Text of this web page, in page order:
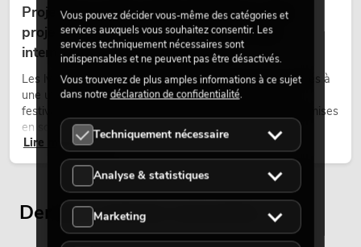
Projecteurs à tête mobile d'extérieur : des
projecteurs à tête mobile résistants aux
intempéries pour les événements
Les lyres outdoor sont des projecteurs motorisés destinés à
une utilisation en extérieur. Elles sont utilisées lors de
festivals, de fêtes urbaines, de concerts en plein air, de mises
en scène architecturales et d’installations extérieures
temporaires.
Lire maintenant
Derniers articles consultés
Vous pouvez décider vous-même des catégories et
services auxquels vous souhaitez consentir. Les
services techniquement nécessaires sont
indispensables et ne peuvent pas être désactivés.
Vous trouverez de plus amples informations à ce sujet
dans notre déclaration de confidentialité.
Techniquement nécessaire
Analyse & statistiques
Marketing